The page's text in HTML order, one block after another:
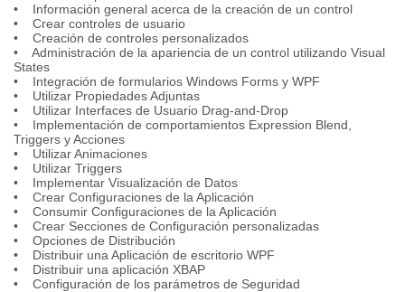
• Información general acerca de la creación de un control
• Crear controles de usuario
• Creación de controles personalizados
• Administración de la apariencia de un control utilizando Visual
States
• Integración de formularios Windows Forms y WPF
• Utilizar Propiedades Adjuntas
• Utilizar Interfaces de Usuario Drag-and-Drop
• Implementación de comportamientos Expression Blend,
Triggers y Acciones
• Utilizar Animaciones
• Utilizar Triggers
• Implementar Visualización de Datos
• Crear Configuraciones de la Aplicación
• Consumir Configuraciones de la Aplicación
• Crear Secciones de Configuración personalizadas
• Opciones de Distribución
• Distribuir una Aplicación de escritorio WPF
• Distribuir una aplicación XBAP
• Configuración de los parámetros de Seguridad